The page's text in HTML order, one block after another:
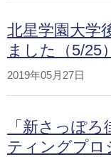
北星学園大学
ました（5/25）
2019年05月27日
「新さっぽ
ティングプロ